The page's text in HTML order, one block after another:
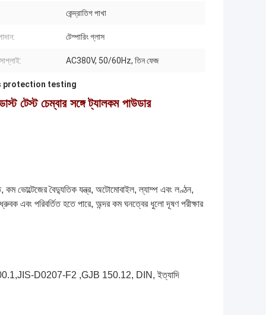
কেন্দ্রাতিগ পাখা
টেম্পারিং গ্লাস
AC380V, 50/60Hz, তিন ফেজ
protection testing
টেস্ট চেম্বার সঙ্গে ট্যালকম পাউডার
কম ভোল্টেজের বৈদ্যুতিক যন্ত্র, অটোমোবাইল, ল্যাম্প এবং লণ্ঠন,
এবং পরিবর্তিত হতে পারে, অন্দর কম ঘনত্বের ধুলো দূষণ পরীক্ষার
JIS-D0207-F2 ,GJB 150.12, DIN, ইত্যাদি